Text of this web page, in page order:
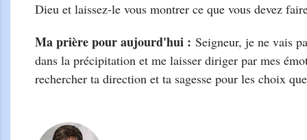
Dieu et laissez-le vous montrer ce que vous devez
Ma prière pour aujourd'hui : Seigneur, je ne vais
dans la précipitation et me laisser diriger par mes
rechercher ta direction et ta sagesse pour les choix